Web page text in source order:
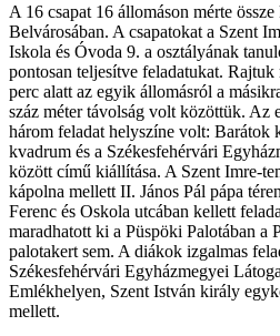
A 16 csapat 16 állomáson mérte
Belvárosában. A csapatokat a Szent
Iskola és Óvoda 9. a osztályának
pontosan teljesítve feladatukat.
perc alatt az egyik állomásról a
száz méter távolság volt közöttük. Az
három feladat helyszíne volt: Barátok
kvadrum és a Székesfehérvári
között című kiállítása. A Szent Imre-
kápolna mellett II. János Pál pápa
Ferenc és Oskola utcában kellett
maradhatott ki a Püspöki Palotában a
palotakert sem. A diákok izgalmas
Székesfehérvári Egyházmegyei
Emlékhelyen, Szent István király
mellett.